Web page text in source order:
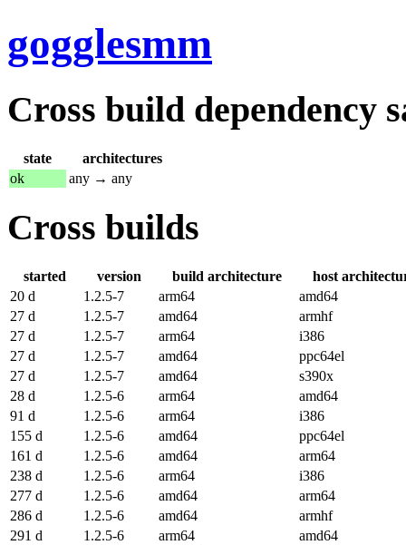
gogglesmm
Cross build dependency
state
architectures
ok
any → any
Cross builds
started version build architecture
host
20 d
1.2.5-7 arm64
amd64
27 d
1.2.5-7 amd64
armhf
27 d
1.2.5-7 arm64
i386
27 d
1.2.5-7 amd64
ppc64el
27 d
1.2.5-7 amd64
s390x
28 d
1.2.5-6 arm64
amd64
91 d
1.2.5-6 arm64
i386
155 d
1.2.5-6 amd64
ppc64el
161 d
1.2.5-6 amd64
arm64
238 d
1.2.5-6 arm64
i386
277 d
1.2.5-6 amd64
arm64
286 d
1.2.5-6 amd64
armhf
291 d
1.2.5-6 arm64
amd64